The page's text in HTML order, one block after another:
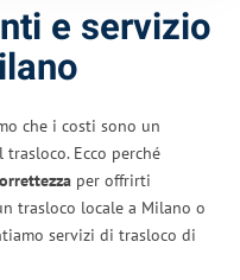
e servizio
che i costi sono un
Ecco perché
per offrirti
trasloco locale a Milano o
servizi di trasloco di